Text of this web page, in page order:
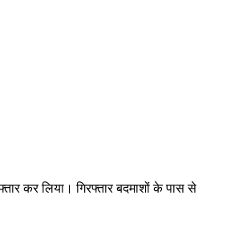
कर लिया। गिरफ्तार बदमाशों के पास से